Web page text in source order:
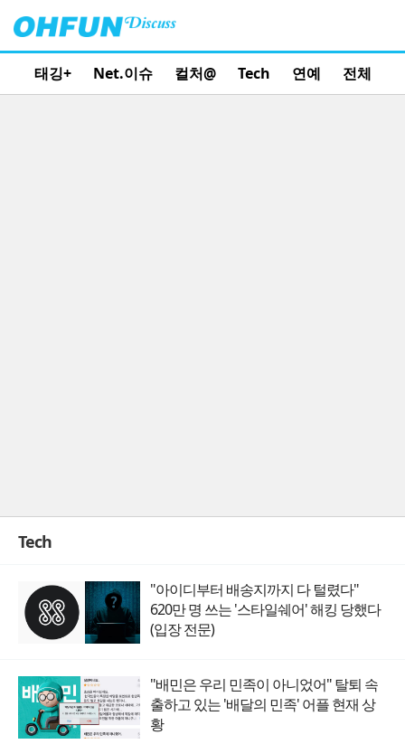
태깅+ Net.이슈 컬처@ Tech 연예 전체
Tech
"아이디부터 배송지까지 다 털렸다"
620만 명 쓰는 '스타일쉐어' 해킹 당했다
(입장 전문)
"배민은 우리 민족이 아니었어" 탈퇴 속
출하고 있는 '배달의 민족' 어플 현재 상
황